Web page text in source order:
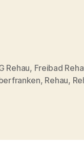
Rehau, Freibad
, Rehau,